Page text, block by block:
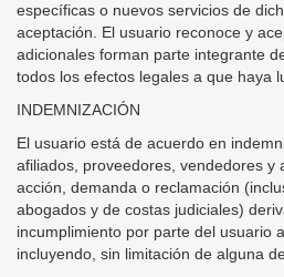
específicas o nuevos servicios de
aceptación. El usuario reconoce y
adicionales forman parte integrante
todos los efectos legales a que haya
INDEMNIZACIÓN
El usuario está de acuerdo en
afiliados, proveedores, vendedores y
acción, demanda o reclamación
abogados y de costas judiciales)
incumplimiento por parte del usuario
incluyendo, sin limitación de alguna